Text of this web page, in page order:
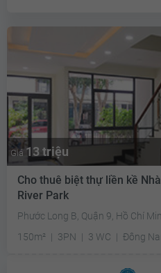
Giá 13 triệu
Cho thuê biệt thự liền kề
River Park
Phước Long B, Quận 9, Hồ Chí
150m²
3PN 3 WC Đông